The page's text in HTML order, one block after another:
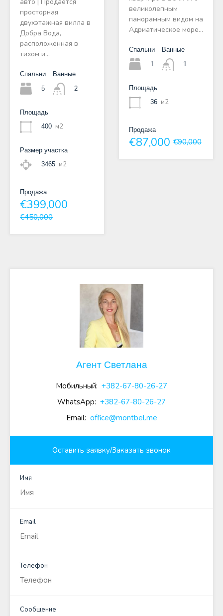
авто | Продаётся
просторная
двухэтажная вилла в
Добра Вода,
расположенная в
тихом и…
Спальни
5
Ванные
2
Площадь
400 м2
Размер участка
3465 м2
Продажа
€399,000
€450,000
великолепным
панорамным видом на
Адриатическое море…
Спальни
1
Ванные
1
Площадь
36 м2
Продажа
€87,000 €90,000
Агент Светлана
Мобильный: +382-67-80-26-27
WhatsApp: +382-67-80-26-27
Email: office@montbel.me
Оставить заявку/Заказать звонок
Имя
Email
Телефон
Сообщение